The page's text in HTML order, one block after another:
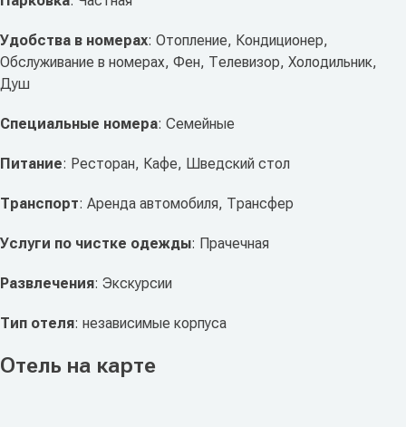
Удобства в номерах: Отопление, Кондиционер,
Обслуживание в номерах, Фен, Телевизор, Холодильник,
Душ
Специальные номера: Семейные
Питание: Ресторан, Кафе, Шведский стол
Транспорт: Аренда автомобиля, Трансфер
Услуги по чистке одежды: Прачечная
Развлечения: Экскурсии
Тип отеля: независимые корпуса
Отель на карте